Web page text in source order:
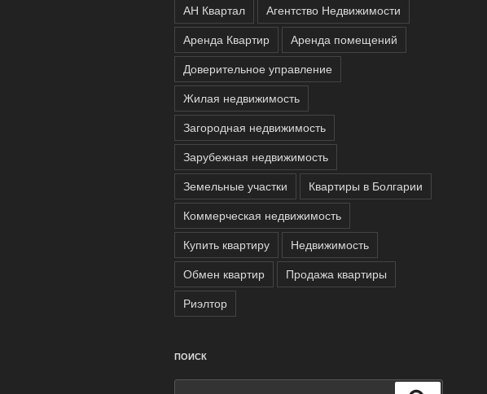
АН Квартал
Агентство Недвижимости
Аренда Квартир
Аренда помещений
Доверительное управление
Жилая недвижимость
Загородная недвижимость
Зарубежная недвижимость
Земельные участки
Квартиры в Болгарии
Коммерческая недвижимость
Купить квартиру
Недвижимость
Обмен квартир
Продажа квартиры
Риэлтор
ПОИСК